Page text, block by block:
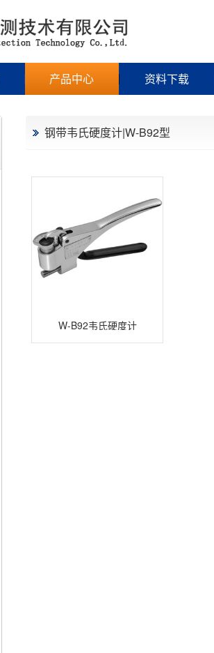
产品中心 资料下载
钢带韦氏硬度计|W-B92型
W-B92韦氏硬度计